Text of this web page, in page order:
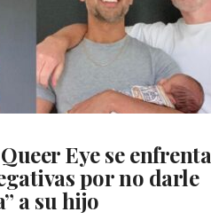
Eye se enfrenta
por no darle
a su hijo